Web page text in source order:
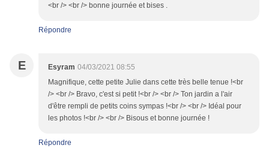
<br /> <br /> bonne journée et bises .
Répondre
E Esyram 04/03/2021 08:55
Magnifique, cette petite Julie dans cette très belle tenue !<br
/> <br /> Bravo, c'est si petit !<br /> <br /> Ton jardin a l'air
d'être rempli de petits coins sympas !<br /> <br /> Idéal pour
les photos !<br /> <br /> Bisous et bonne journée !
Répondre